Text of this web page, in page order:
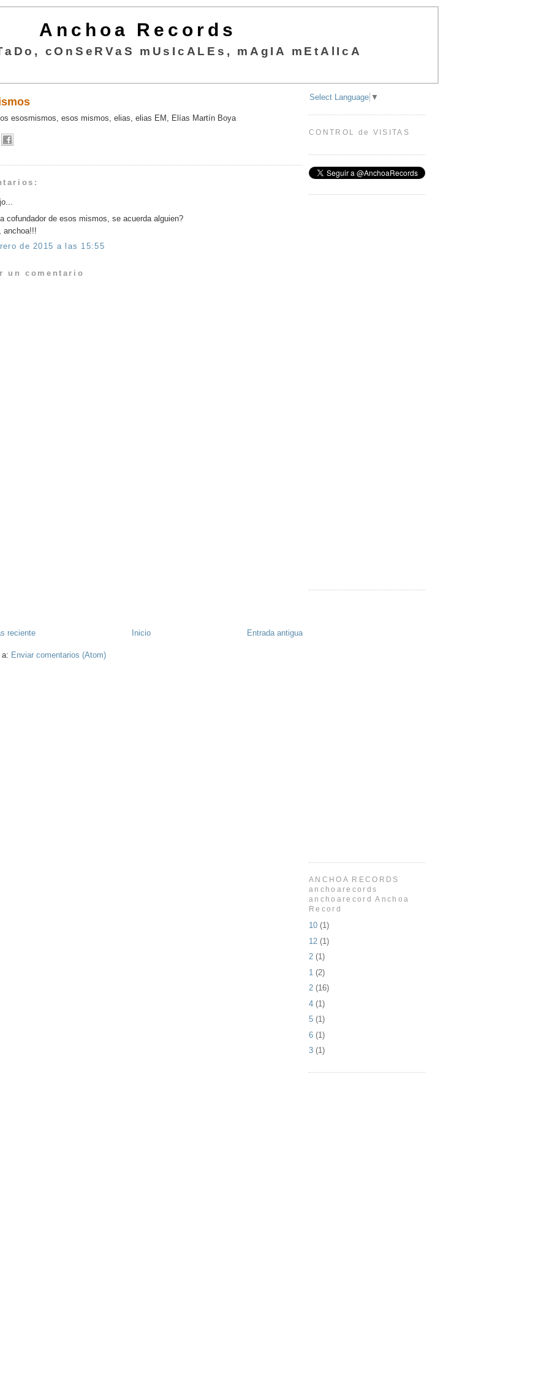
Anchoa Records
cOnSeRVaS mUsIcALEs, mAgIA mEtAlIcA
esosmismos, esos mismos, elias, elias EM, Elías Martín Boya
cofundador de esos mismos, se acuerda alguien?
anchoa!!!
de 2015 a las 15:55
un comentario
reciente Entrada antigua
Inicio
Enviar comentarios (Atom)
Select Language ▼
CONTROL de VISITAS
ANCHOA RECORDS
anchoarecords
anchoarecord Anchoa
Record
10 (1)
12 (1)
2 (1)
1 (2)
2 (16)
4 (1)
5 (1)
6 (1)
3 (1)